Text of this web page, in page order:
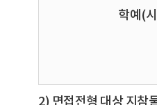
학예(
2) 면접전형 대상 지참